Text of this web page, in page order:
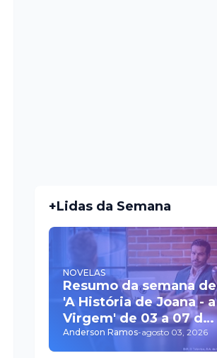
+Lidas da Semana
NOVELAS
Resumo da semana de
'A História de Joana - a
Virgem' de 03 a 07 de
agosto
Anderson Ramos-agosto 03, 2026